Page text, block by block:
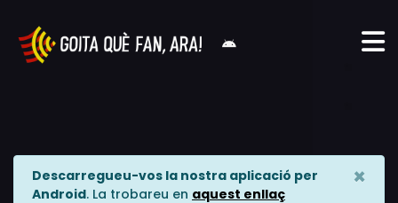
Descarregueu-vos la nostra aplicació per
Android. La trobareu en aquest enllaç
×